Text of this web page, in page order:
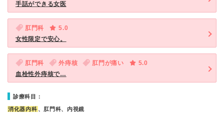
手話ができる女医
肛門科
5.0
女性限定で安心。
肛門科 外痔核 肛門が痛い
5.0
血栓性外痔核で…
診療科目：
消化器内科 、肛門科、内視鏡